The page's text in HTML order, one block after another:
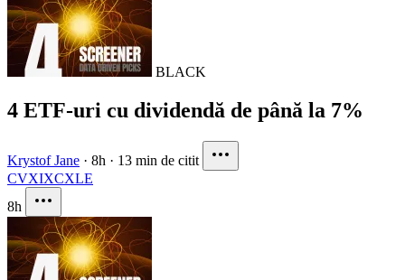
BLACK
4 ETF-uri cu dividendă de până la 7%
Krystof Jane · 8h · 13 min de citit
CVXIXCXLE
8h